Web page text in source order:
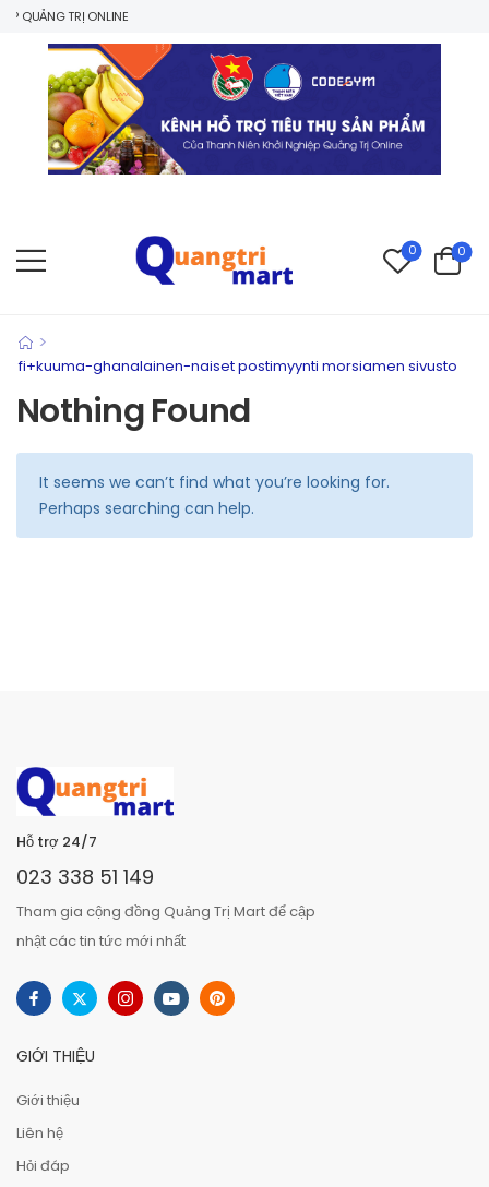
QUẢNG TRỊ ONLINE
0 0
>
fi+kuuma-ghanalainen-naiset postimyynti morsiamen sivusto
Nothing Found
It seems we can’t find what you’re looking for.
Perhaps searching can help.
Hỗ trợ 24/7
023 338 51 149
Tham gia cộng đồng Quảng Trị Mart để cập
nhật các tin tức mới nhất
GIỚI THIỆU
Giới thiệu
Liên hệ
Hỏi đáp